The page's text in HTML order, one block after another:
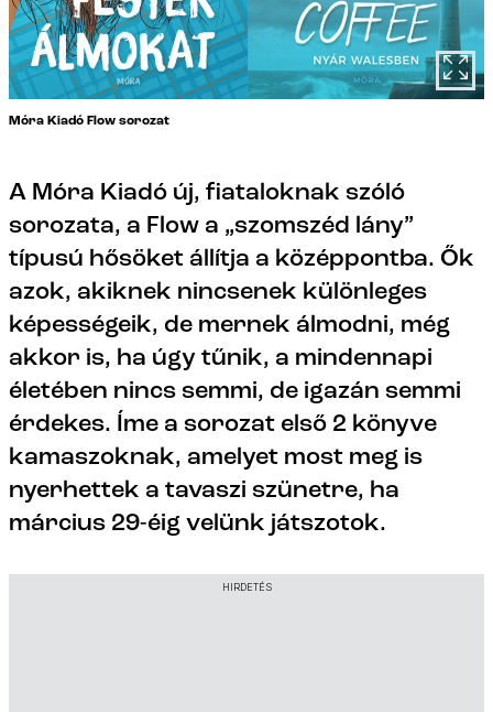
Móra Kiadó Flow sorozat
A Móra Kiadó új, fiataloknak szóló
sorozata, a Flow a „szomszéd lány”
típusú hősöket állítja a középpontba. Ők
azok, akiknek nincsenek különleges
képességeik, de mernek álmodni, még
akkor is, ha úgy tűnik, a mindennapi
életében nincs semmi, de igazán semmi
érdekes. Íme a sorozat első 2 könyve
kamaszoknak, amelyet most meg is
nyerhettek a tavaszi szünetre, ha
március 29-éig velünk játszotok.
HIRDETÉS